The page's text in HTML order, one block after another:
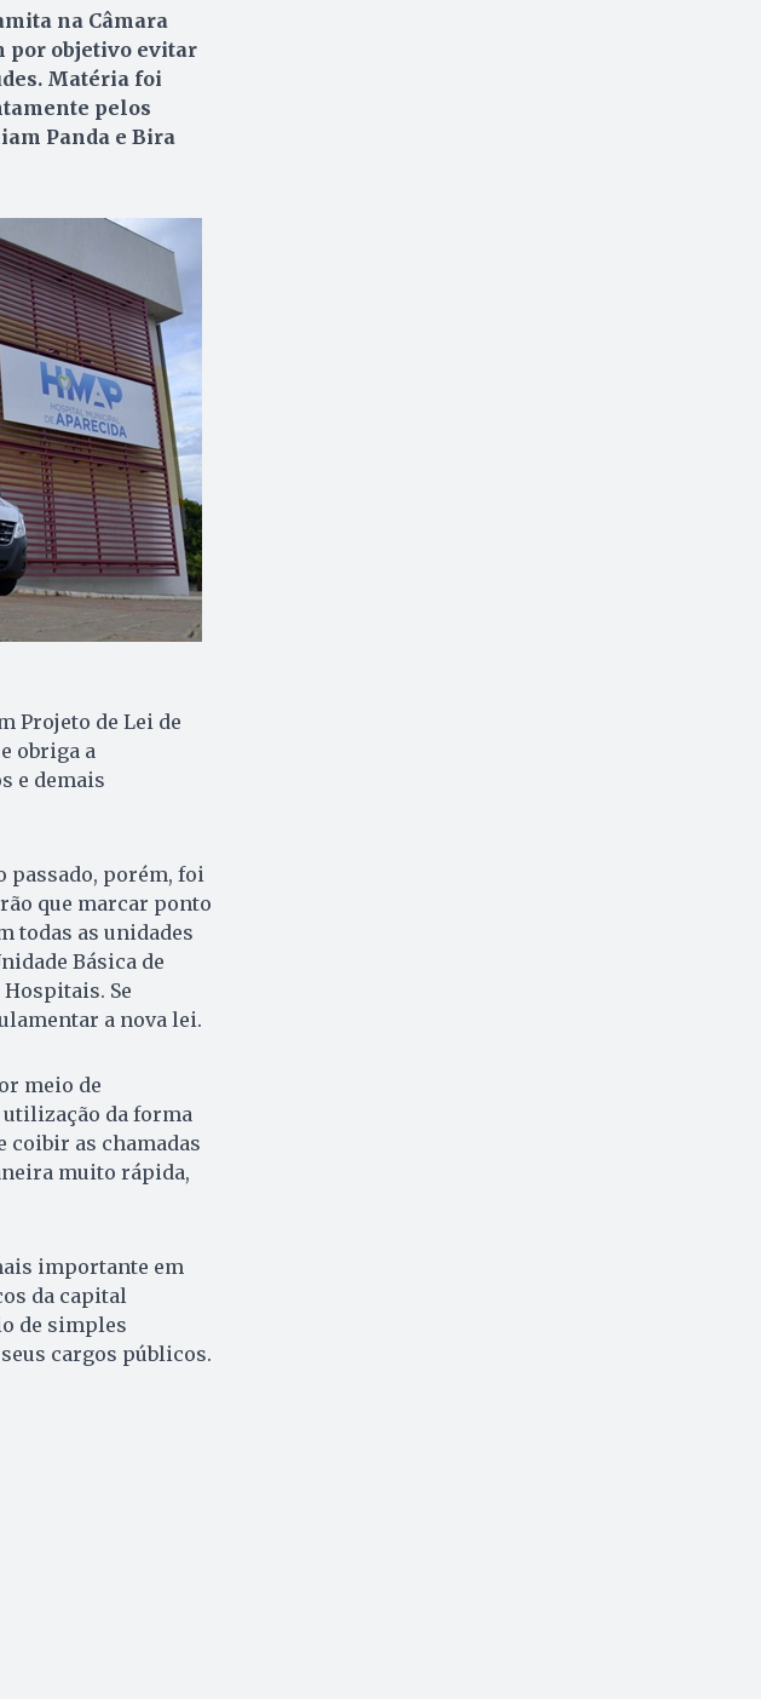
na Câmara
por objetivo evitar
Matéria foi
pelos
Panda e Bira
Projeto de Lei de
obriga a
e demais
passado, porém, foi
que marcar ponto
todas as unidades
Básica de
Hospitais. Se
a nova lei.
meio de
utilização da forma
coibir as chamadas
muito rápida,
importante em
da capital
de simples
cargos públicos.